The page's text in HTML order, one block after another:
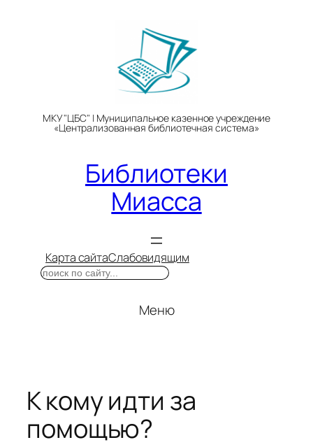
МКУ "ЦБС" | Муниципальное казенное учреждение
«Централизованная библиотечная система»
Библиотеки
Миасса
Карта сайтаСлабовидящим
Поиск
Меню
К кому идти за
помощью?